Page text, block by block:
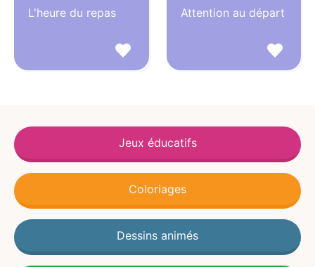
L'heure du repas Attention au départ
Jeux éducatifs
Coloriages
Dessins animés